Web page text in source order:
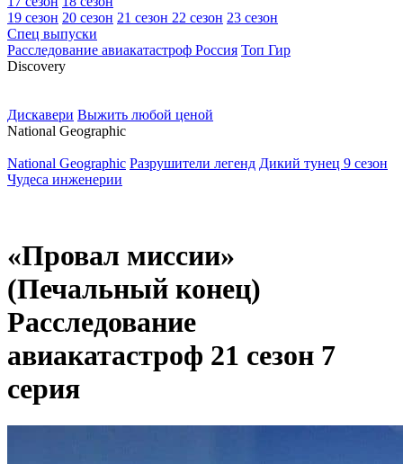
19 сезон 20 сезон 21 сезон 22 сезон 23 сезон
Спец выпуски
Расследование авиакатастроф Россия Топ Гир
Discovery
Дискавери Выжить любой ценой
National Geographic
National Geographic Разрушители легенд Дикий тунец 9 сезон
Чудеса инженерии
«Провал миссии»
(Печальный конец)
Расследование
авиакатастроф 21 сезон 7
серия